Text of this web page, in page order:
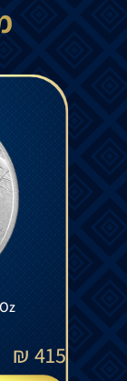
Oz
415
₪